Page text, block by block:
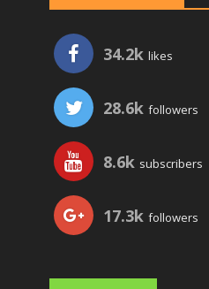
34.2k likes
28.6k followers
8.6k subscribers
17.3k followers